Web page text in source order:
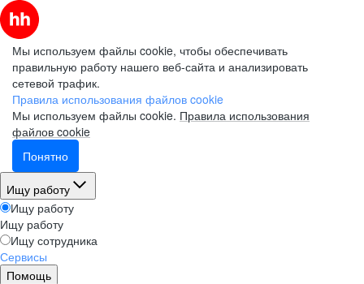
Мы используем файлы cookie, чтобы обеспечивать
правильную работу нашего веб-сайта и анализировать
сетевой трафик.
Правила использования файлов cookie
Мы используем файлы cookie. Правила использования
файлов cookie
Понятно
Ищу работу
Ищу работу
Ищу работу
Ищу сотрудника
Сервисы
Помощь